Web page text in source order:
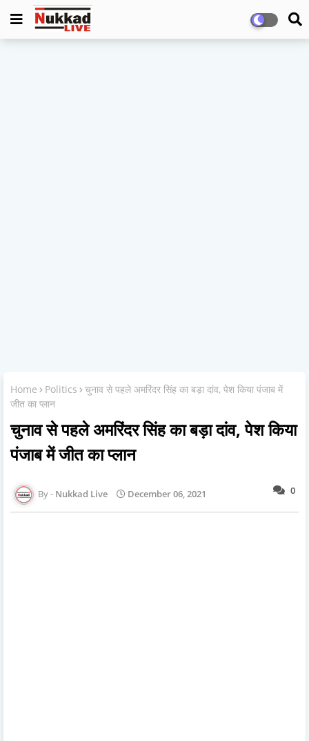
Home Politics
चुनाव से पहले अमरिंदर सिंह का बड़ा दांव, पेश किया पंजाब में
जीत का प्लान
चुनाव से पहले अमरिंदर सिंह का बड़ा दांव, पेश किया
पंजाब में जीत का प्लान
0
Nukkad Live December 06, 2021